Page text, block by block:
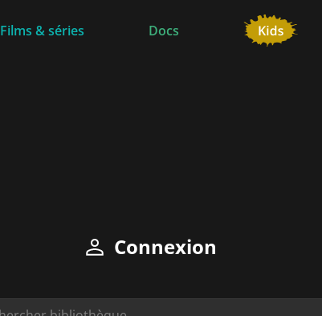
Films & séries Docs
Connexion